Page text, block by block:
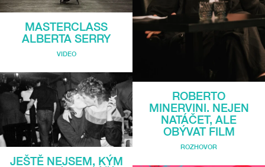
MASTERCLASS
ALBERTA SERRY
VIDEO
JEŠTĚ NEJSEM, KÝM
ROBERTO
MINERVINI. NEJEN
NATÁČET, ALE
OBÝVAT FILM
ROZHOVOR